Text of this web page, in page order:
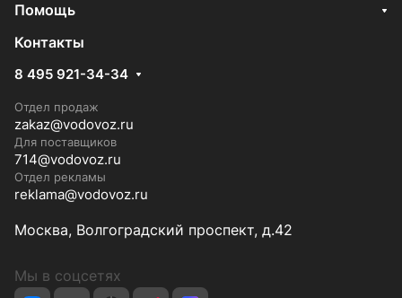
Помощь
Контакты
8 495 921-34-34
Отдел продаж
zakaz@vodovoz.ru
Для поставщиков
714@vodovoz.ru
Отдел рекламы
reklama@vodovoz.ru
Москва, Волгоградский проспект, д.42
Мы в соцсетях